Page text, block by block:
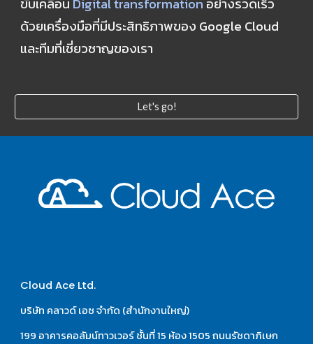
ด้วยเครื่องมือที่มีประสิทธิภาพของ Google Cloud
และทีมที่เชี่ยวชาญของเรา
Let's go!
Cloud Ace Ltd.
บริษัท คลาวด์ เอซ จำกัด (สำนักงานใหญ่)
199 อาคารคอลัมน์ทาวเวอร์ ชั้นที่ 15 ห้อง 1505 ถนนรัชดาภิเษก